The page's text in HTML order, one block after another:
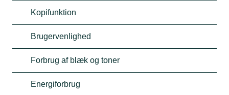
Kopifunktion
Brugervenlighed
Forbrug af blæk og toner
Energiforbrug